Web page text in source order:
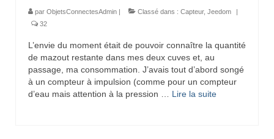
par ObjetsConnectesAdmin Classé dans : Capteur, Jeedom
32
L’envie du moment était de pouvoir connaître la quantité
de mazout restante dans mes deux cuves et, au
passage, ma consommation. J’avais tout d’abord songé
à un compteur à impulsion (comme pour un compteur
d’eau mais attention à la pression … Lire la suite­­